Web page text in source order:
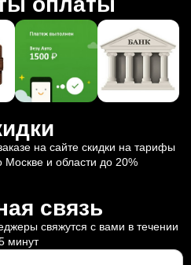
на сайте скидки на тарифы
Москве и области до 20%
связь
свяжутся с вами в течении
минут